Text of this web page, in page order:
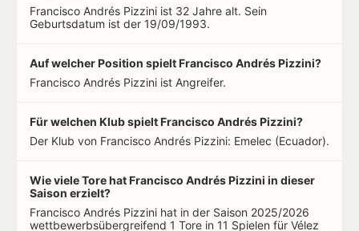
Francisco Andrés Pizzini ist 32 Jahre alt. Sein
Geburtsdatum ist der 19/09/1993.
Auf welcher Position spielt Francisco Andrés Pizzini?
Francisco Andrés Pizzini ist Angreifer.
Für welchen Klub spielt Francisco Andrés Pizzini?
Der Klub von Francisco Andrés Pizzini: Emelec (Ecuador).
Wie viele Tore hat Francisco Andrés Pizzini in dieser
Saison erzielt?
Francisco Andrés Pizzini hat in der Saison 2025/2026
wettbewerbsübergreifend 1 Tore in 11 Spielen für Vélez